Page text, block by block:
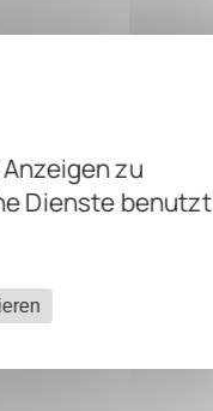
zu
Dienste benutzt